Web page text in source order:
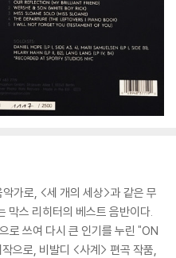
가로, <세 개의 세상>과 같은 무
막스 리히터의 베스트 음반이다.
쓰여 다시 큰 인기를 누린 "ON
으로, 비발디 <사계> 편곡 작품,